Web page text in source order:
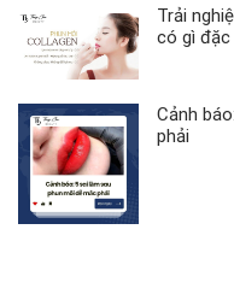
Trải
có gì đặc
Cảnh
phải